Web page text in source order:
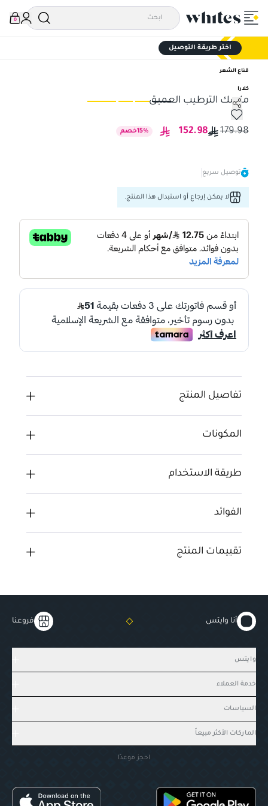
0
اختر طريقة التوصيل
قناع الشعر
كلارا
ماسك الترطيب العميق
ماسك الترطيب العميق
179.98
152.98
15% خصم
توصيل سريع
لا يمكن إرجاع أو استبدال هذا المنتج.
تفاصيل المنتج
المكونات
طريقة الاستخدام
الفوائد
تقييمات المنتج
أنا وايتس فروعنا
وايتس
خدمة العملاء
السياسات
الماركات الأكثر مبيعاً
احجز موعدًا